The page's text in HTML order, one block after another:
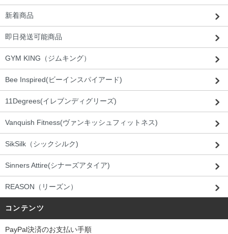
新着商品
即日発送可能商品
GYM KING（ジムキング）
Bee Inspired(ビーインスパイアード)
11Degrees(イレブンディグリーズ)
Vanquish Fitness(ヴァンキッシュフィットネス)
SikSilk（シックシルク)
Sinners Attire(シナーズアタイア)
REASON（リーズン）
コンテンツ
PayPal決済のお支払い手順